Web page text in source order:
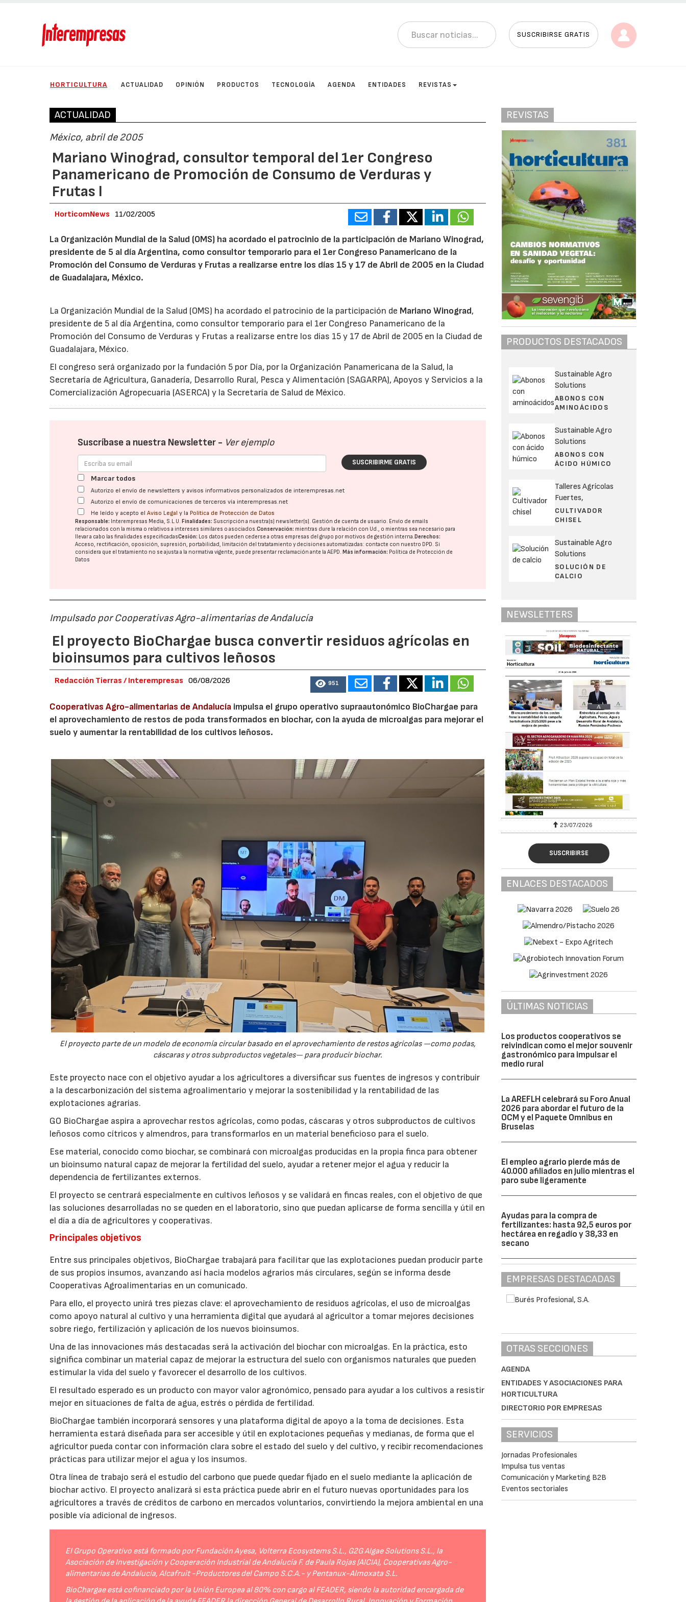
SUSCRIBIRSE GRATIS
HORTICULTURA ACTUALIDAD OPINIÓN PRODUCTOS TECNOLOGÍA AGENDA ENTIDADES REVISTAS
ACTUALIDAD
México, abril de 2005
Mariano Winograd, consultor temporal del 1er Congreso
Panamericano de Promoción de Consumo de Verduras y
Frutas l
HorticomNews 11/02/2005
La Organización Mundial de la Salud (OMS) ha acordado el patrocinio de la participación de Mariano Winograd,
presidente de 5 al día Argentina, como consultor temporario para el 1er Congreso Panamericano de la
Promoción del Consumo de Verduras y Frutas a realizarse entre los días 15 y 17 de Abril de 2005 en la Ciudad
de Guadalajara, México.
La Organización Mundial de la Salud (OMS) ha acordado el patrocinio de la participación de Mariano Winograd,
presidente de 5 al día Argentina, como consultor temporario para el 1er Congreso Panamericano de la
Promoción del Consumo de Verduras y Frutas a realizarse entre los días 15 y 17 de Abril de 2005 en la Ciudad de
Guadalajara, México.
El congreso será organizado por la fundación 5 por Día, por la Organización Panamericana de la Salud, la
Secretaría de Agricultura, Ganadería, Desarrollo Rural, Pesca y Alimentación (SAGARPA), Apoyos y Servicios a la
Comercialización Agropecuaria (ASERCA) y la Secretaría de Salud de México.
Suscríbase a nuestra Newsletter - Ver ejemplo
SUSCRIBIRME GRATIS
Marcar todos
Autorizo el envío de newsletters y avisos informativos personalizados de interempresas.net
Autorizo el envío de comunicaciones de terceros vía interempresas.net
He leído y acepto elAviso Legal y la Política de Protección de Datos
Responsable: Interempresas Media, S.L.U. Finalidades: Suscripción a nuestra(s) newsletter(s). Gestión de cuenta de usuario. Envío de emails
relacionados con la misma o relativos a intereses similares o asociados.Conservación: mientras dure la relación con Ud., o mientras sea necesario para
llevar a cabo las finalidades especificadasCesión: Los datos pueden cederse a otras empresas del grupo por motivos de gestión interna. Derechos:
Acceso, rectificación, oposición, supresión, portabilidad, limitación del tratatamiento y decisiones automatizadas: contacte con nuestro DPD. Si
considera que el tratamiento no se ajusta a la normativa vigente, puede presentar reclamación ante laAEPD. Más información: Política de Protección de
Datos
Impulsado por Cooperativas Agro-alimentarias de Andalucía
El proyecto BioChargae busca convertir residuos agrícolas en
bioinsumos para cultivos leñosos
Redacción Tierras / Interempresas 06/08/2026 951
Cooperativas Agro-alimentarias de Andalucía impulsa el grupo operativo supraautonómico BioChargae para
el aprovechamiento de restos de poda transformados en biochar, con la ayuda de microalgas para mejorar el
suelo y aumentar la rentabilidad de los cultivos leñosos.
El proyecto parte de un modelo de economía circular basado en el aprovechamiento de restos agrícolas —como podas,
cáscaras y otros subproductos vegetales— para producir biochar.
Este proyecto nace con el objetivo ayudar a los agricultores a diversificar sus fuentes de ingresos y contribuir
a la descarbonización del sistema agroalimentario y mejorar la sostenibilidad y la rentabilidad de las
explotaciones agrarias.
GO BioChargae aspira a aprovechar restos agrícolas, como podas, cáscaras y otros subproductos de cultivos
leñosos como cítricos y almendros, para transformarlos en un material beneficioso para el suelo.
Ese material, conocido como biochar, se combinará con microalgas producidas en la propia finca para obtener
un bioinsumo natural capaz de mejorar la fertilidad del suelo, ayudar a retener mejor el agua y reducir la
dependencia de fertilizantes externos.
El proyecto se centrará especialmente en cultivos leñosos y se validará en fincas reales, con el objetivo de que
las soluciones desarrolladas no se queden en el laboratorio, sino que puedan aplicarse de forma sencilla y útil en
el día a día de agricultores y cooperativas.
Principales objetivos
Entre sus principales objetivos, BioChargae trabajará para facilitar que las explotaciones puedan producir parte
de sus propios insumos, avanzando así hacia modelos agrarios más circulares, según se informa desde
Cooperativas Agroalimentarias en un comunicado.
Para ello, el proyecto unirá tres piezas clave: el aprovechamiento de residuos agrícolas, el uso de microalgas
como apoyo natural al cultivo y una herramienta digital que ayudará al agricultor a tomar mejores decisiones
sobre riego, fertilización y aplicación de los nuevos bioinsumos.
Una de las innovaciones más destacadas será la activación del biochar con microalgas. En la práctica, esto
significa combinar un material capaz de mejorar la estructura del suelo con organismos naturales que pueden
estimular la vida del suelo y favorecer el desarrollo de los cultivos.
El resultado esperado es un producto con mayor valor agronómico, pensado para ayudar a los cultivos a resistir
mejor en situaciones de falta de agua, estrés o pérdida de fertilidad.
BioChargae también incorporará sensores y una plataforma digital de apoyo a la toma de decisiones. Esta
herramienta estará diseñada para ser accesible y útil en explotaciones pequeñas y medianas, de forma que el
agricultor pueda contar con información clara sobre el estado del suelo y del cultivo, y recibir recomendaciones
prácticas para utilizar mejor el agua y los insumos.
Otra línea de trabajo será el estudio del carbono que puede quedar fijado en el suelo mediante la aplicación de
biochar activo. El proyecto analizará si esta práctica puede abrir en el futuro nuevas oportunidades para los
agricultores a través de créditos de carbono en mercados voluntarios, convirtiendo la mejora ambiental en una
posible vía adicional de ingresos.
El Grupo Operativo está formado por Fundación Ayesa, Volterra Ecosystems S.L., G2G Algae Solutions S.L., la
Asociación de Investigación y Cooperación Industrial de Andalucía F. de Paula Rojas (AICIA), Cooperativas Agro-
alimentarias de Andalucía, Alcafruit -Productores del Campo S.C.A.- y Pentanux-Almoxata S.L.
BioChargae está cofinanciado por la Unión Europea al 80% con cargo al FEADER, siendo la autoridad encargada de
REVISTAS
PRODUCTOS DESTACADOS
Sustainable Agro
Solutions
ABONOS CON
AMINOÁCIDOS
Sustainable Agro
Solutions
ABONOS CON
ÁCIDO HÚMICO
Talleres Agrícolas
Fuertes,
CULTIVADOR
CHISEL
Sustainable Agro
Solutions
SOLUCIÓN DE
CALCIO
NEWSLETTERS
23/07/2026
SUSCRIBIRSE
ENLACES DESTACADOS
ÚLTIMAS NOTICIAS
Los productos cooperativos se
reivindican como el mejor souvenir
gastronómico para impulsar el
medio rural
La AREFLH celebrará su Foro Anual
2026 para abordar el futuro de la
OCM y el Paquete Omnibus en
Bruselas
El empleo agrario pierde más de
40.000 afiliados en julio mientras el
paro sube ligeramente
Ayudas para la compra de
fertilizantes: hasta 92,5 euros por
hectárea en regadío y 38,33 en
secano
EMPRESAS DESTACADAS
OTRAS SECCIONES
AGENDA
ENTIDADES Y ASOCIACIONES PARA
HORTICULTURA
DIRECTORIO POR EMPRESAS
SERVICIOS
Jornadas Profesionales
Impulsa tus ventas
Comunicación y Marketing B2B
Eventos sectoriales